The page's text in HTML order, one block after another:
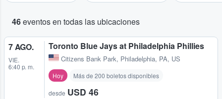
46eventos en todas las ubicaciones
7 AGO.
VIE.
6:40 p. m.
Toronto Blue Jays at Philadelphia Phillies
Citizens Bank Park, Philadelphia, PA, US
Hoy Más de 200 boletos disponibles
desde USD 46